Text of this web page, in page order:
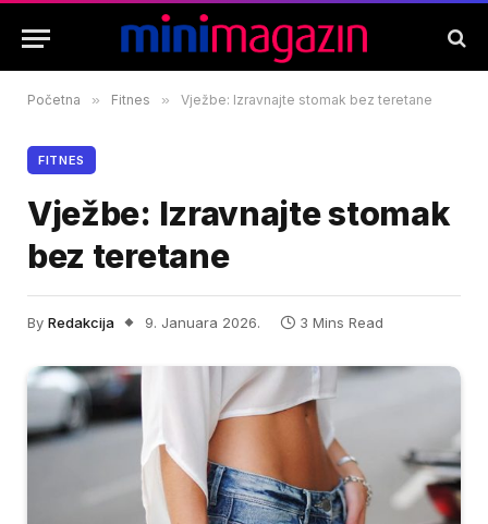
Početna » Fitnes » Vježbe: Izravnajte stomak bez teretane
FITNES
Vježbe: Izravnajte stomak
bez teretane
By Redakcija 9. Januara 2026. 3 Mins Read